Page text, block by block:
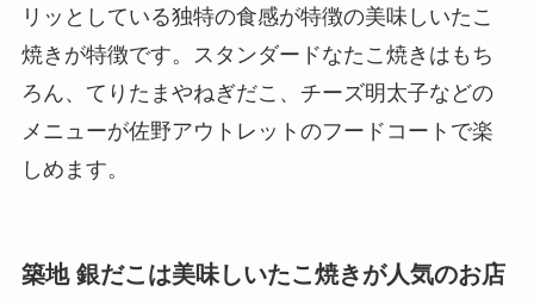
リッとしている独特の食感が特徴の美味しいたこ
焼きが特徴です。スタンダードなたこ焼きはもち
ろん、てりたまやねぎだこ、チーズ明太子などの
メニューが佐野アウトレットのフードコートで楽
しめます。
築地 銀だこは美味しいたこ焼きが人気のお店